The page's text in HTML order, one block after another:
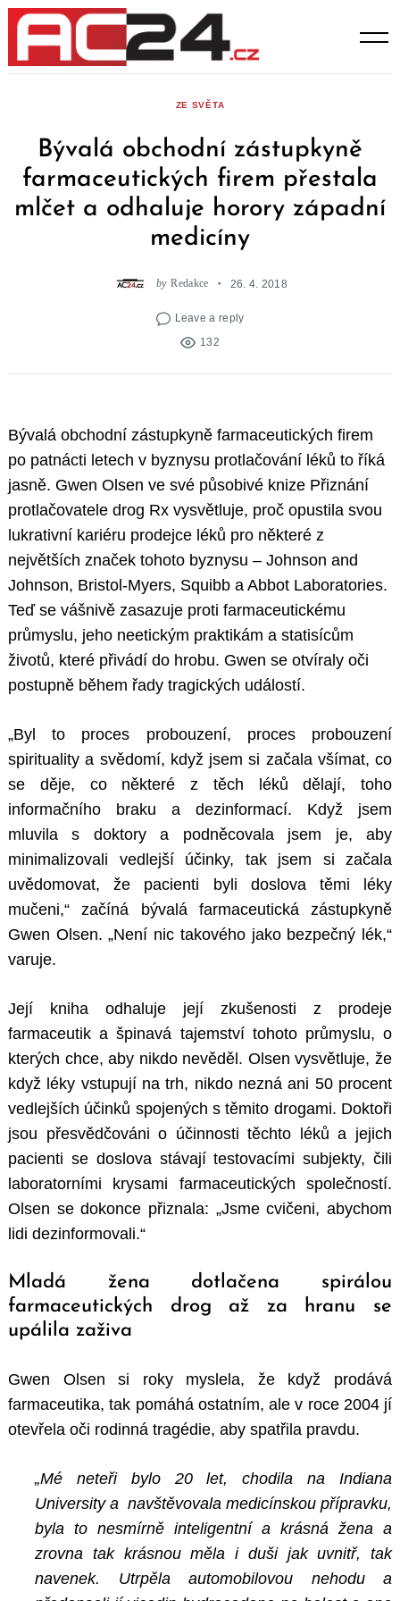
Skip
content
ZE SVĚTA
Bývalá obchodní zástupkyně
farmaceutických firem přestala
mlčet a odhaluje horory západní
medicíny
by Redakce 26. 4. 2018
Leave a reply
132
Bývalá obchodní zástupkyně farmaceutických firem
po patnácti letech v byznysu protlačování léků to říká
jasně. Gwen Olsen ve své působivé knize Přiznání
protlačovatele drog Rx vysvětluje, proč opustila svou
lukrativní kariéru prodejce léků pro některé z
největších značek tohoto byznysu – Johnson and
Johnson, Bristol-Myers, Squibb a Abbot Laboratories.
Teď se vášnivě zasazuje proti farmaceutickému
průmyslu, jeho neetickým praktikám a statisícům
životů, které přivádí do hrobu. Gwen se otvíraly oči
postupně během řady tragických událostí.
„Byl to proces probouzení, proces probouzení
spirituality a svědomí, když jsem si začala všímat, co
se děje, co některé z těch léků dělají, toho
informačního braku a dezinformací. Když jsem
mluvila s doktory a podněcovala jsem je, aby
minimalizovali vedlejší účinky, tak jsem si začala
uvědomovat, že pacienti byli doslova těmi léky
mučeni,“ začíná bývalá farmaceutická zástupkyně
Gwen Olsen. „Není nic takového jako bezpečný lék,“
varuje.
Její kniha odhaluje její zkušenosti z prodeje
farmaceutik a špinavá tajemství tohoto průmyslu, o
kterých chce, aby nikdo nevěděl. Olsen vysvětluje, že
když léky vstupují na trh, nikdo nezná ani 50 procent
vedlejších účinků spojených s těmito drogami. Doktoři
jsou přesvědčováni o účinnosti těchto léků a jejich
pacienti se doslova stávají testovacími subjekty, čili
laboratorními krysami farmaceutických společností.
Olsen se dokonce přiznala: „Jsme cvičeni, abychom
lidi dezinformovali.“
Mladá žena dotlačena spirálou
farmaceutických drog až za hranu se
upálila zaživa
Gwen Olsen si roky myslela, že když prodává
farmaceutika, tak pomáhá ostatním, ale v roce 2004 jí
otevřela oči rodinná tragédie, aby spatřila pravdu.
„Mé neteři bylo 20 let, chodila na Indiana
University a navštěvovala medicínskou přípravku,
byla to nesmírně inteligentní a krásná žena a
zrovna tak krásnou měla i duši jak uvnitř, tak
navenek. Utrpěla automobilovou nehodu a